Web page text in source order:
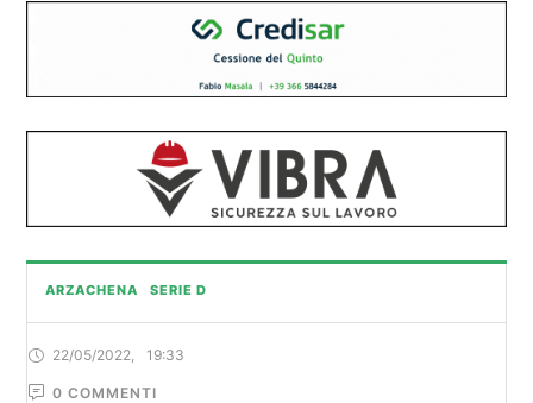
ARZACHENA SERIE D
22/05/2022 19:33
0 COMMENTI